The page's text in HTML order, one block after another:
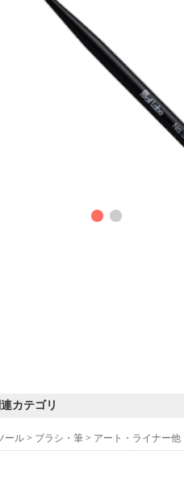
カテゴリ
ール > ブラシ・筆 > アート・ライナー